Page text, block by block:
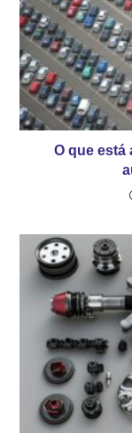
O que está